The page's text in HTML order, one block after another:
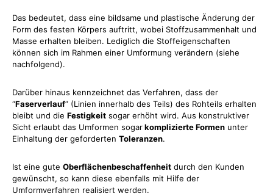
Das bedeutet, dass eine bildsame und plastische Änderung der
Form des festen Körpers auftritt, wobei Stoffzusammenhalt und
Masse erhalten bleiben. Lediglich die Stoffeigenschaften
können sich im Rahmen einer Umformung verändern (siehe
nachfolgend).
Darüber hinaus kennzeichnet das Verfahren, dass der
“Faserverlauf” (Linien innerhalb des Teils) des Rohteils erhalten
bleibt und die Festigkeit sogar erhöht wird. Aus konstruktiver
Sicht erlaubt das Umformen sogarkomplizierte Formen unter
Einhaltung der geforderten Toleranzen.
Ist eine gute Oberflächenbeschaffenheit durch den Kunden
gewünscht, so kann diese ebenfalls mit Hilfe der
Umformverfahren realisiert werden.